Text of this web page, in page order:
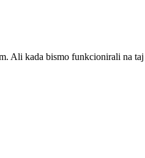
Ali kada bismo funkcionirali na